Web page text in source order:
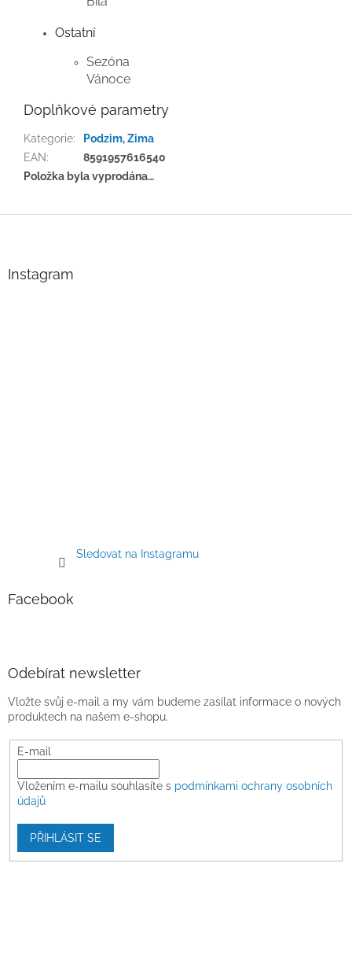
Ostatní
Sezóna
Vánoce
Doplňkové parametry
Kategorie:
Podzim, Zima
EAN:
8591957616540
Položka byla vyprodána…
Instagram
Sledovat na Instagramu
Facebook
Odebírat newsletter
Vložte svůj e-mail a my vám budeme zasílat informace o nových
produktech na našem e-shopu.
E-mail
Vložením e-mailu souhlasíte s podmínkami ochrany osobních
údajů
PŘIHLÁSIT SE